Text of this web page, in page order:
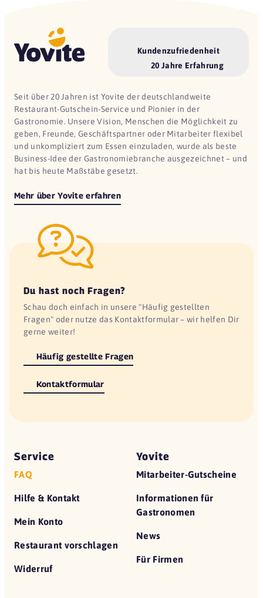
Kundenzufriedenheit
20 Jahre Erfahrung
Seit über 20 Jahren ist Yovite der deutschlandweite
Restaurant-Gutschein-Service und Pionier in der
Gastronomie. Unsere Vision, Menschen die Möglichkeit zu
geben, Freunde, Geschäftspartner oder Mitarbeiter flexibel
und unkompliziert zum Essen einzuladen, wurde als beste
Business-Idee der Gastronomiebranche ausgezeichnet – und
hat bis heute Maßstäbe gesetzt.
Mehr über Yovite erfahren
Du hast noch Fragen?
Schau doch einfach in unsere "Häufig gestellten
Fragen" oder nutze das Kontaktformular – wir helfen Dir
gerne weiter!
Häufig gestellte Fragen
Kontaktformular
Service
FAQ
Hilfe & Kontakt
Mein Konto
Restaurant vorschlagen
Widerruf
Yovite
Mitarbeiter-Gutscheine
Informationen für
Gastronomen
News
Für Firmen